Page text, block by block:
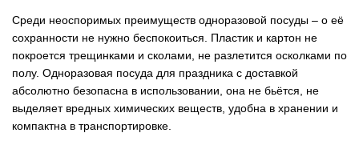
Среди неоспоримых преимуществ одноразовой посуды – о её
сохранности не нужно беспокоиться. Пластик и картон не
покроется трещинками и сколами, не разлетится осколками по
полу. Одноразовая посуда для праздника с доставкой
абсолютно безопасна в использовании, она не бьётся, не
выделяет вредных химических веществ, удобна в хранении и
компактна в транспортировке.